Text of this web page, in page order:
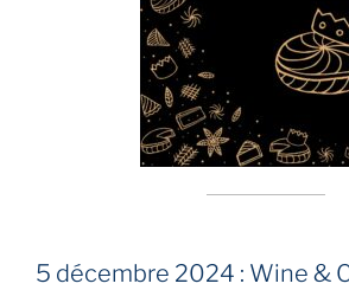
5 décembre 2024 : Wine &